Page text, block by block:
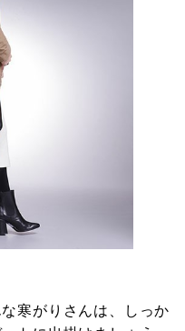
寒がりさんは、しっか